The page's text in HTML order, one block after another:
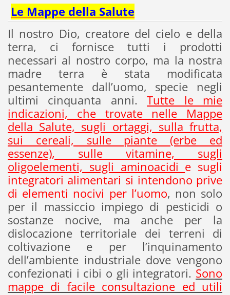
Le Mappe della Salute
Il nostro Dio, creatore del cielo e della
terra, ci fornisce tutti i prodotti
necessari al nostro corpo, ma la nostra
madre terra è stata modificata
pesantemente dall’uomo, specie negli
ultimi cinquanta anni.Tutte le mie
indicazioni, che trovate nelle Mappe
della Salute, sugli ortaggi, sulla frutta,
sui cereali, sulle piante (erbe ed
essenze), sulle vitamine, sugli
oligoelementi, sugli aminoacidi e sugli
integratori alimentari si intendono prive
di elementi nocivi per l’uomo, non solo
per il massiccio impiego di pesticidi o
sostanze nocive, ma anche per la
dislocazione territoriale dei terreni di
coltivazione e per l’inquinamento
dell’ambiente industriale dove vengono
confezionati i cibi o gli integratori. Sono
mappe di facile consultazione ed utili